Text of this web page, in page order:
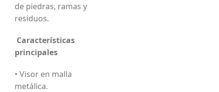
de piedras, ramas y
residuos.
Características
principales
• Visor en malla
metálica.